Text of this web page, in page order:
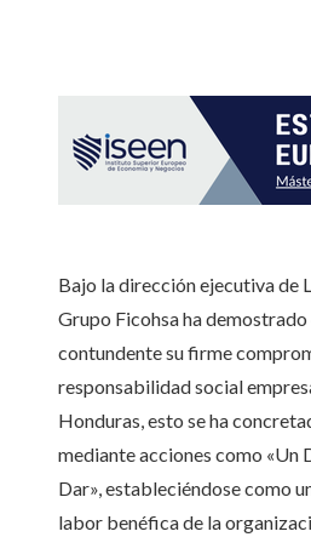
Bajo la dirección ejecutiva de
Grupo Ficohsa ha demostrado
contundente su firme
responsabilidad social
Honduras, esto se ha
mediante acciones como «Un
Dar», estableciéndose como
labor benéfica de la